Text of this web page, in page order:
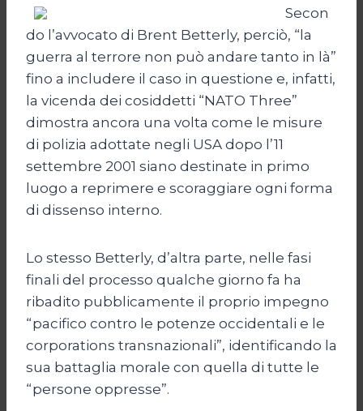
Secon
do l’avvocato di Brent Betterly, perciò, “la
guerra al terrore non può andare tanto in là”
fino a includere il caso in questione e, infatti,
la vicenda dei cosiddetti “NATO Three”
dimostra ancora una volta come le misure
di polizia adottate negli USA dopo l’11
settembre 2001 siano destinate in primo
luogo a reprimere e scoraggiare ogni forma
di dissenso interno.
Lo stesso Betterly, d’altra parte, nelle fasi
finali del processo qualche giorno fa ha
ribadito pubblicamente il proprio impegno
“pacifico contro le potenze occidentali e le
corporations transnazionali”, identificando la
sua battaglia morale con quella di tutte le
“persone oppresse”.